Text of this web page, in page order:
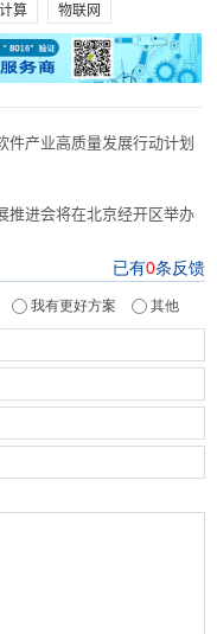
算 物联网
件产业高质量发展行动计划
推进会将在北京经开区举办